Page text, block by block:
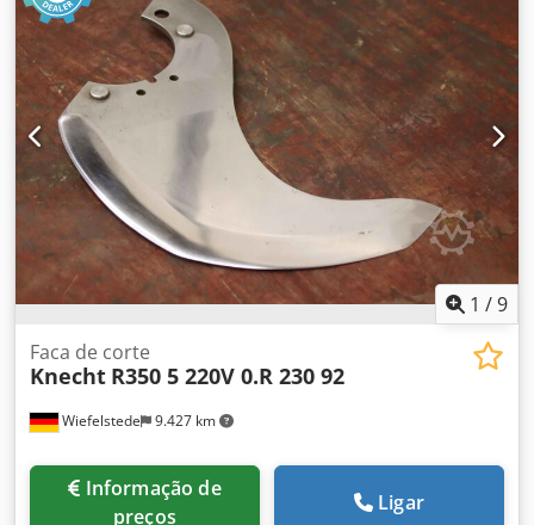
1 /9
Wiefelstede 9.427 km
Faca de corte
Knecht R350 5 220V 0.R 230 92
preços
Ligar